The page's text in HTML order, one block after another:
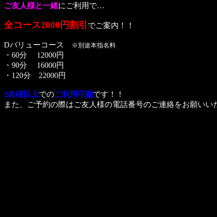
ご友人様と一緒にご利用で…
全コース2000円割引 でご案内！！
Dバリューコース ※別途本指名料
・60分 12000円
・90分 16000円
・120分 22000円
2名様以上でのご利用可能です！！
また、ご予約の際はご友人様の電話番号のご連絡をお願いい